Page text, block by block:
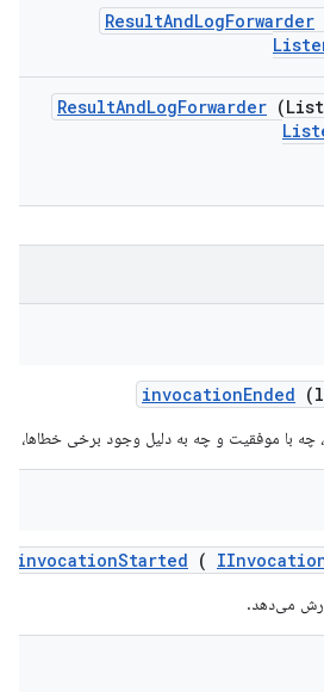
ResultAndLogForwarder
ResultAndLogForwarder
invocationEnded
با موفقیت و چه به دلیل وجود برخی خطاها،
invocationStarted (
می‌دهد.